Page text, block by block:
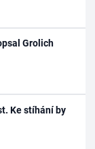
Grolich
Ke stíhání by